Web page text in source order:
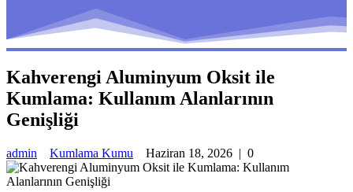
Kahverengi Aluminyum Oksit ile
Kumlama: Kullanım Alanlarının
Genişliği
admin Kumlama Kumu Haziran 18, 2026 | 0